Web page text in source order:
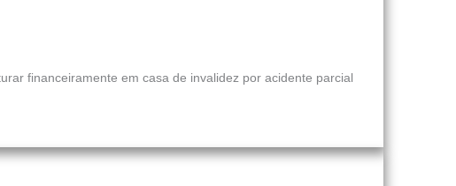
financeiramente em casa de invalidez por acidente parcial